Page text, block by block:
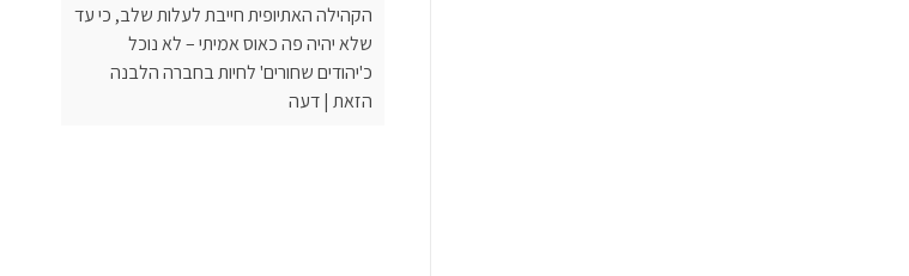
הקהילה האתיופית חייבת לעלות שלב, כי עד
שלא יהיה פה כאוס אמיתי – לא נוכל
כ'יהודים שחורים' לחיות בחברה הלבנה
הזאת | דעה